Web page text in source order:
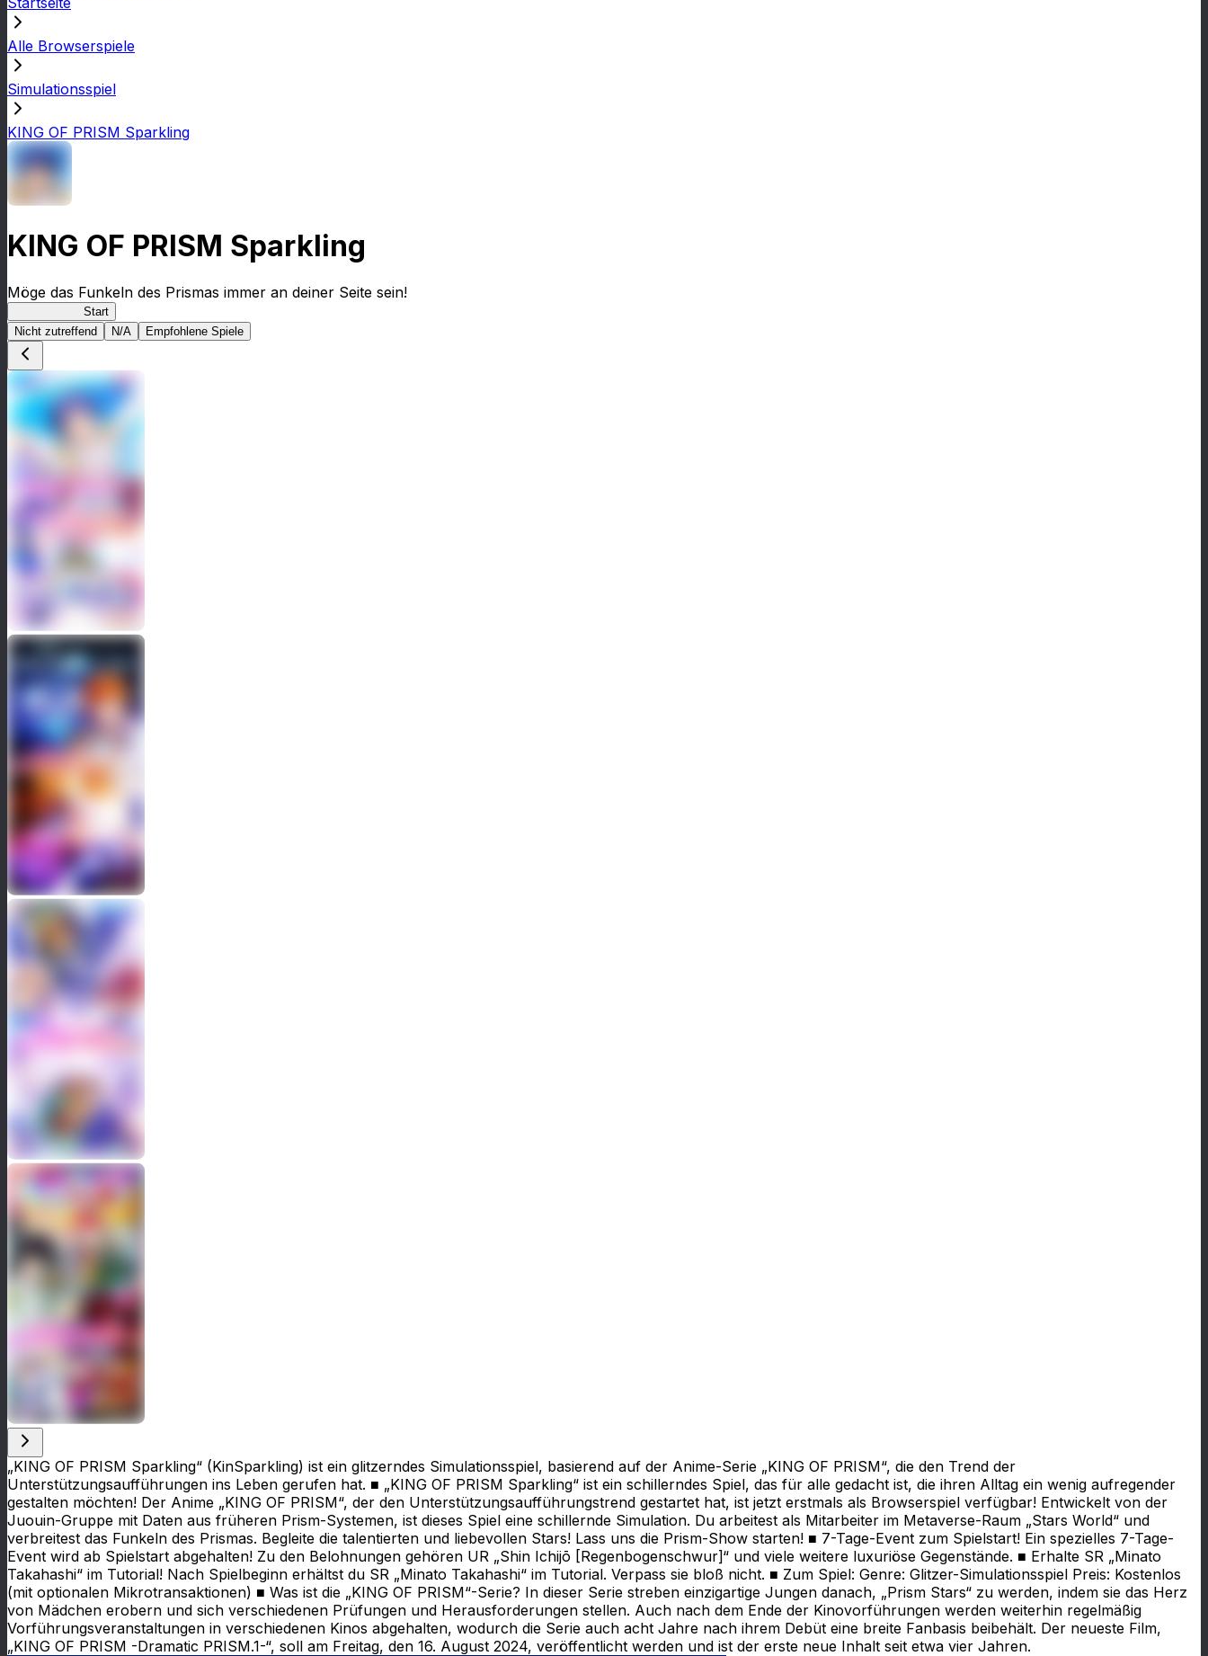
Alle Browserspiele
Simulationsspiel
KING OF PRISM Sparkling
KING OF PRISM Sparkling
Möge das Funkeln des Prismas immer an deiner Seite sein!
Start
Nicht zutreffend
N/A Empfohlene Spiele
„KING OF PRISM Sparkling“ (KinSparkling) ist ein glitzerndes Simulationsspiel, basierend auf der Anime-Serie „KING OF PRISM“, die den Trend der
Unterstützungsaufführungen ins Leben gerufen hat. ■ „KING OF PRISM Sparkling“ ist ein schillerndes Spiel, das für alle gedacht ist, die ihren Alltag ein wenig aufregender
gestalten möchten! Der Anime „KING OF PRISM“, der den Unterstützungsaufführungstrend gestartet hat, ist jetzt erstmals als Browserspiel verfügbar! Entwickelt von der
Juouin-Gruppe mit Daten aus früheren Prism-Systemen, ist dieses Spiel eine schillernde Simulation. Du arbeitest als Mitarbeiter im Metaverse-Raum „Stars World“ und
verbreitest das Funkeln des Prismas. Begleite die talentierten und liebevollen Stars! Lass uns die Prism-Show starten! ■ 7-Tage-Event zum Spielstart! Ein spezielles 7-Tage-
Event wird ab Spielstart abgehalten! Zu den Belohnungen gehören UR „Shin Ichijō [Regenbogenschwur]“ und viele weitere luxuriöse Gegenstände. ■ Erhalte SR „Minato
Takahashi“ im Tutorial! Nach Spielbeginn erhältst du SR „Minato Takahashi“ im Tutorial. Verpass sie bloß nicht. ■ Zum Spiel: Genre: Glitzer-Simulationsspiel Preis: Kostenlos
(mit optionalen Mikrotransaktionen) ■ Was ist die „KING OF PRISM“-Serie? In dieser Serie streben einzigartige Jungen danach, „Prism Stars“ zu werden, indem sie das Herz
von Mädchen erobern und sich verschiedenen Prüfungen und Herausforderungen stellen. Auch nach dem Ende der Kinovorführungen werden weiterhin regelmäßig
Vorführungsveranstaltungen in verschiedenen Kinos abgehalten, wodurch die Serie auch acht Jahre nach ihrem Debüt eine breite Fanbasis beibehält. Der neueste Film,
„KING OF PRISM -Dramatic PRISM.1-“, soll am Freitag, den 16. August 2024, veröffentlicht werden und ist der erste neue Inhalt seit etwa vier Jahren.